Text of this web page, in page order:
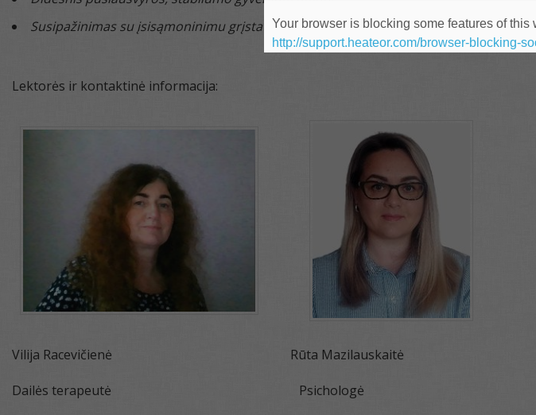
Susipažinimas su įsisąmoninimu grįsta psichologija.
Lektorės ir kontaktinė informacija:
Vilija Racevičienė Rūta Mazilauskaitė
Dailės terapeutė Psichologė
Your browser is blocking some features of
http://support.heateor.com/browser-blocking-